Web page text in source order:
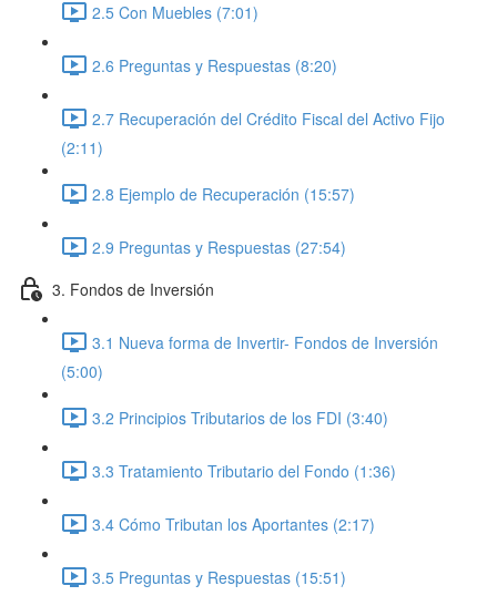
2.5 Con Muebles (7:01)
2.6 Preguntas y Respuestas (8:20)
2.7 Recuperación del Crédito Fiscal del Activo Fijo
(2:11)
2.8 Ejemplo de Recuperación (15:57)
2.9 Preguntas y Respuestas (27:54)
3. Fondos de Inversión
3.1 Nueva forma de Invertir- Fondos de Inversión
(5:00)
3.2 Principios Tributarios de los FDI (3:40)
3.3 Tratamiento Tributario del Fondo (1:36)
3.4 Cómo Tributan los Aportantes (2:17)
3.5 Preguntas y Respuestas (15:51)